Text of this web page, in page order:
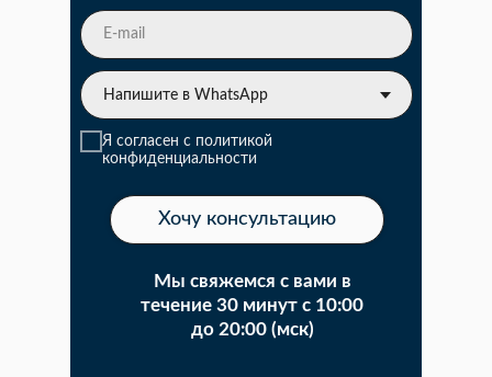
Мы свяжемся с вами в
течение 30 минут с 10:00
до 20:00 (мск)
Я согласен с политикой
конфиденциальности
Хочу консультацию